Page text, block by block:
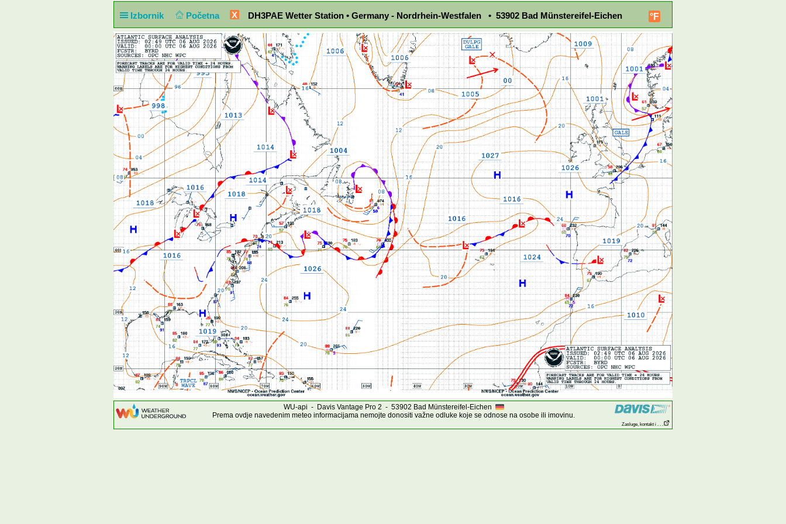
Izbornik Početna X °F
DH3PAE Wetter Station • Germany - Nordrhein-Westfalen • 53902 Bad Münstereifel-Eichen
WU-api - Davis Vantage Pro 2 - 53902 Bad Münstereifel-Eichen
Prema ovdje navedenim meteo informacijama nemojte donositi važne odluke koje se odnose na osobe ili imovinu.
Zasluge, kontakt i . . .